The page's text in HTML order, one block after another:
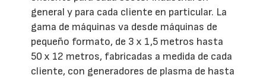
general y para cada cliente en particular. La
gama de máquinas va desde máquinas de
pequeño formato, de 3 x 1,5 metros hasta
50 x 12 metros, fabricadas a medida de cada
cliente, con generadores de plasma de hasta